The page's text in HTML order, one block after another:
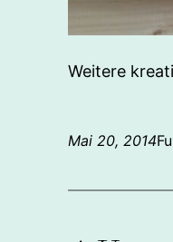
Weitere
Mai 20, 2014